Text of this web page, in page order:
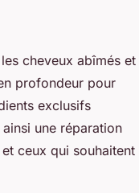
cheveux abîmés et
profondeur pour
exclusifs
une réparation
ceux qui souhaitent